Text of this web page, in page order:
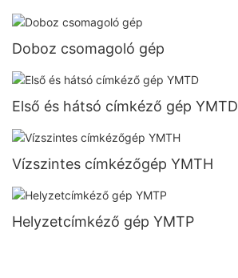
Doboz csomagoló gép
Első és hátsó címkéző gép YMTD
Vízszintes címkézőgép YMTH
Helyzetcímkéző gép YMTP